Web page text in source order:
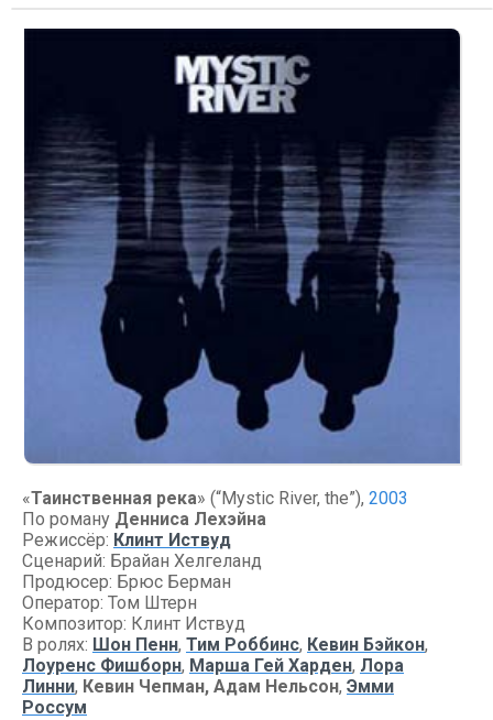
«Таинственная река» (“Mystic River, the”), 2003
По роману Денниса Лехэйна
Режиссёр: Клинт Иствуд
Сценарий: Брайан Хелгеланд
Продюсер: Брюс Берман
Оператор: Том Штерн
Композитор: Клинт Иствуд
В ролях: Шон Пенн, Тим Роббинс, Кевин Бэйкон,
Лоуренс Фишборн, Марша Гей Харден, Лора
Линни, Кевин Чепман, Адам Нельсон, Эмми
Россум